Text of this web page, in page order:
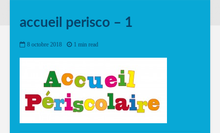
accueil perisco – 1
8 octobre 2018 1 min read